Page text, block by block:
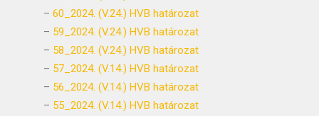
– 60_2024. (V.24.) HVB határozat
– 59_2024. (V.24.) HVB határozat
– 58_2024. (V.24.) HVB határozat
– 57_2024. (V.14.) HVB határozat
– 56_2024. (V.14.) HVB határozat
– 55_2024. (V.14.) HVB határozat